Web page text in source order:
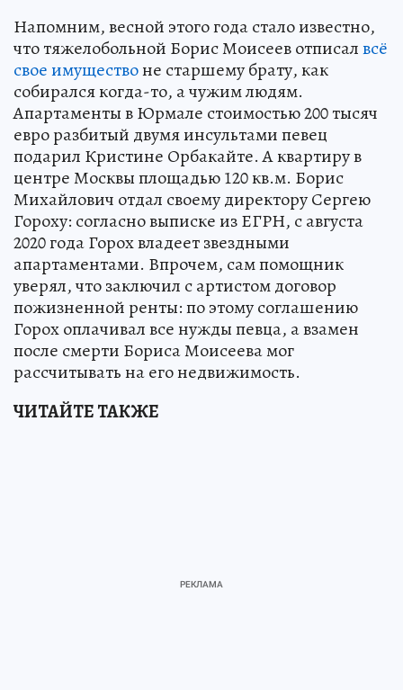
Напомним, весной этого года стало известно,
что тяжелобольной Борис Моисеев отписалвсё
свое имуществоне старшему брату, как
собирался когда-то, а чужим людям.
Апартаменты в Юрмале стоимостью 200 тысяч
евро разбитый двумя инсультами певец
подарил Кристине Орбакайте. А квартиру в
центре Москвы площадью 120 кв.м. Борис
Михайлович отдал своему директору Сергею
Гороху: согласно выписке из ЕГРН, с августа
2020 года Горох владеет звездными
апартаментами. Впрочем, сам помощник
уверял, что заключил с артистом договор
пожизненной ренты: по этому соглашению
Горох оплачивал все нужды певца, а взамен
после смерти Бориса Моисеева мог
рассчитывать на его недвижимость.
ЧИТАЙТЕ ТАКЖЕ